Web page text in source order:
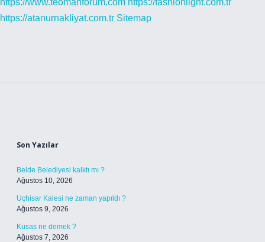
https://www.teomanforum.com https://fashionlight.com.tr
https://atanurnakliyat.com.tr Sitemap
Son Yazılar
Belde Belediyesi kalktı mı ?
Ağustos 10, 2026
Uçhisar Kalesi ne zaman yapıldı ?
Ağustos 9, 2026
Kusas ne demek ?
Ağustos 7, 2026